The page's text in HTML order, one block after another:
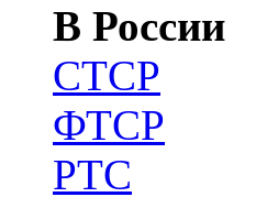
В России
CТСР
ФТСР
РТС